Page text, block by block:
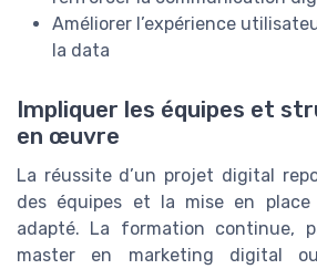
Améliorer l’expérience
la data
Impliquer les équipes et
en œuvre
La réussite d’un projet digital
des équipes et la mise en place
adapté. La formation continue,
master en marketing digital